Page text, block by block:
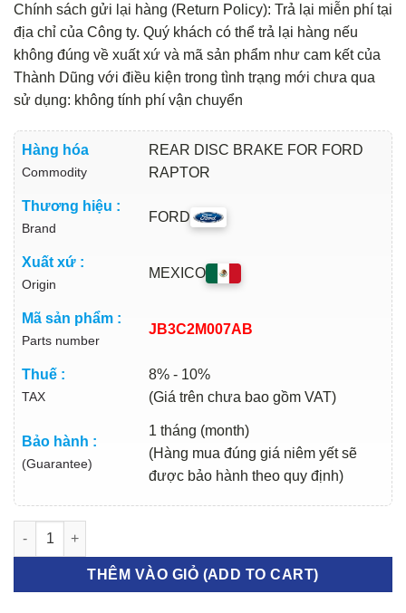
Chính sách gửi lại hàng (Return Policy): Trả lại miễn phí tại
địa chỉ của Công ty. Quý khách có thể trả lại hàng nếu
không đúng về xuất xứ và mã sản phẩm như cam kết của
Thành Dũng với điều kiện trong tình trạng mới chưa qua
sử dụng: không tính phí vận chuyển
Hàng hóa
Commodity
REAR DISC BRAKE FOR FORD
RAPTOR
Thương hiệu :
Brand
FORD
Xuất xứ :
Origin
MEXICO
Mã sản phẩm :
Parts number
JB3C2M007AB
Thuế :
TAX
8% - 10%
(Giá trên chưa bao gồm VAT)
Bảo hành :
(Guarantee)
1 tháng (month)
(Hàng mua đúng giá niêm yết sẽ
được bảo hành theo quy định)
BỐ THẮNG SAU FORD RAPTOR 2018-2023 | JB3C2M007AB số
THÊM VÀO GIỎ (ADD TO CART)